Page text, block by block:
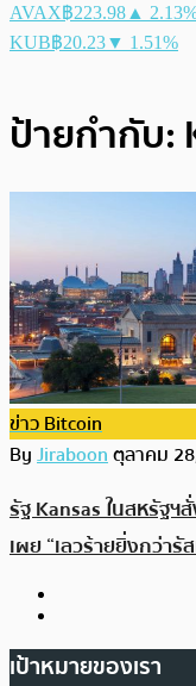
AVAX฿223.98 ▲
KUB฿20.23▼ 1.51%
ป้ายกำกับ:
ข่าว Bitcoin
ByJiraboonตุลาคม
รัฐ Kansas ในสหรัฐ
เผย “เลวร้ายยิ่งกว่ารั
เป้าหมายของเรา